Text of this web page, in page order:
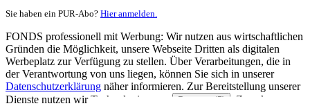
Sie haben ein PUR-Abo? Hier anmelden.
FONDS professionell mit Werbung: Wir nutzen aus wirtschaftlichen
Gründen die Möglichkeit, unsere Webseite Dritten als digitalen
Werbeplatz zur Verfügung zu stellen. Über Verarbeitungen, die in
der Verantwortung von uns liegen, können Sie sich in unserer
Datenschutzerklärung näher informieren. Zur Bereitstellung unserer
Dienste nutzen wir Technologien von
Partnern (5)
. Zwecke: